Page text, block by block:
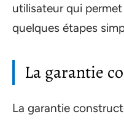
utilisateur qui
quelques étapes
La garantie
La garantie